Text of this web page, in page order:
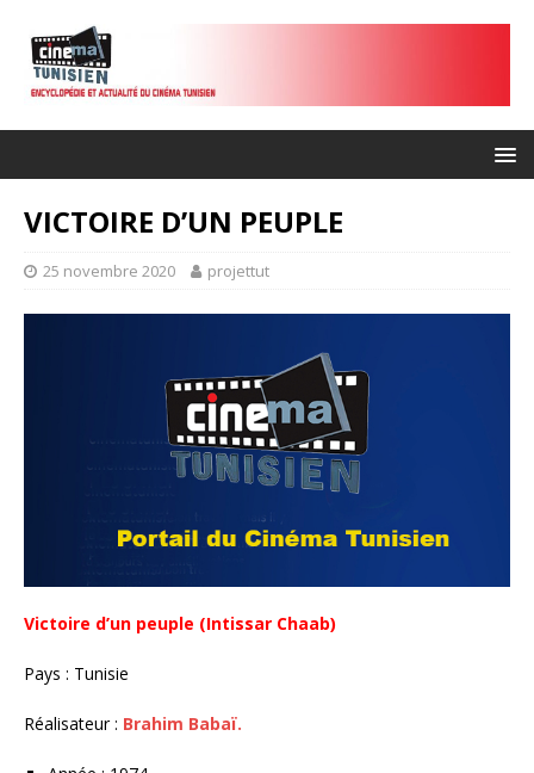
VICTOIRE D’UN PEUPLE
25 novembre 2020 projettut
Victoire d’un peuple (Intissar Chaab)
Pays : Tunisie
Réalisateur : Brahim Babaï.